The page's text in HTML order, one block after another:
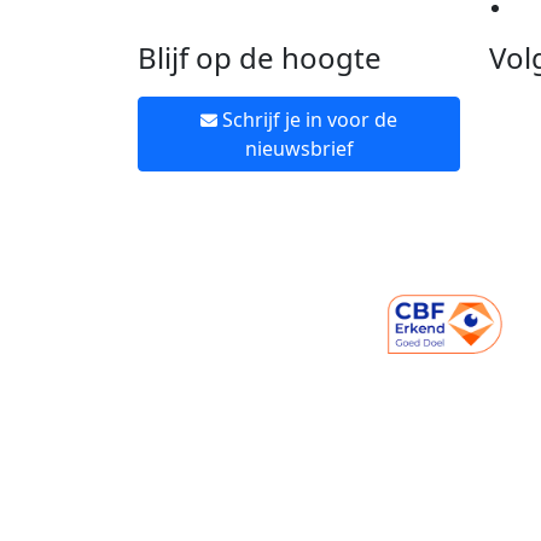
Blijf op de hoogte
Schrijf je in voor de
nieuwsbrief